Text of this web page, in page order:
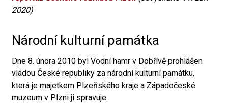
2020)
Národní kulturní památka
Dne 8. února 2010 byl Vodní hamr v Dobřívě prohlášen
vládou České republiky za národní kulturní památku,
která je majetkem Plzeňského kraje a Západočeské
muzeum v Plzni ji spravuje.